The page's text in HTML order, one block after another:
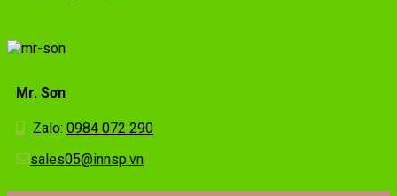
Mr. Sơn
Zalo: 0984 072 290
sales05@innsp.vn